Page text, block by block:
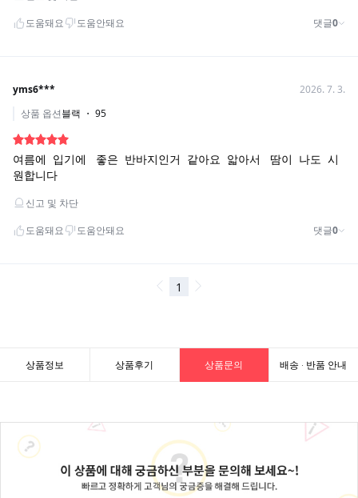
상품정보 상품후기 상품문의 배송 · 반품 안내